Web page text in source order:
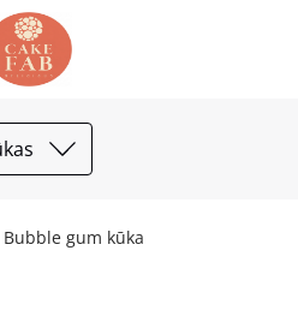
Bubble gum kūka